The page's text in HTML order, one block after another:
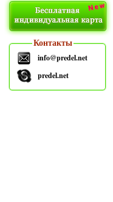
Контакты
info@predel.net
predel.net